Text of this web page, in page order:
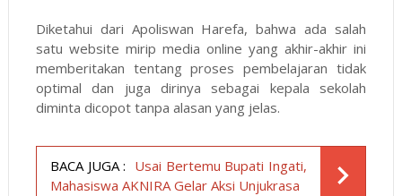
Diketahui dari Apoliswan Harefa, bahwa ada salah
satu website mirip media online yang akhir-akhir ini
memberitakan tentang proses pembelajaran tidak
optimal dan juga dirinya sebagai kepala sekolah
diminta dicopot tanpa alasan yang jelas.
BACA JUGA : Usai Bertemu Bupati Ingati,
Mahasiswa AKNIRA Gelar Aksi Unjukrasa